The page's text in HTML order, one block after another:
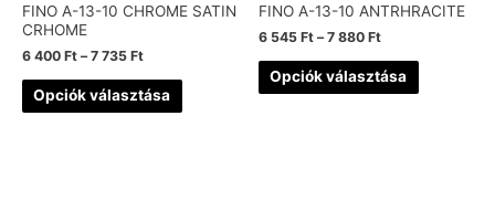
FINO A-13-10 CHROME SATIN
CRHOME
6 400 Ft –7 735 Ft
Opciók választása
FINO A-13-10 ANTRHRACITE
6 545 Ft –7 880 Ft
Opciók választása